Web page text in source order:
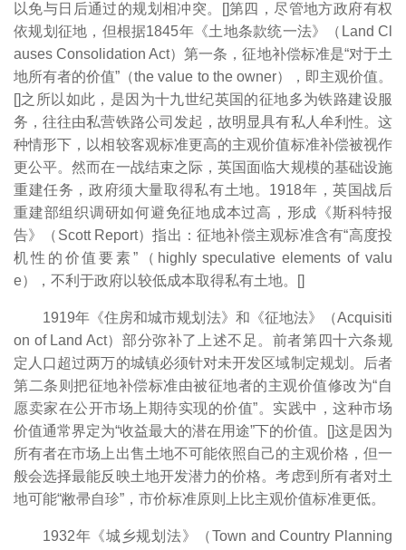
以免与日后通过的规划相冲突。[]第四，尽管地方政府有权
依规划征地，但根据1845年《土地条款统一法》（Land Cl
auses Consolidation Act）第一条，征地补偿标准是“对于土
地所有者的价值”（the value to the owner），即主观价值。
[]之所以如此，是因为十九世纪英国的征地多为铁路建设服
务，往往由私营铁路公司发起，故明显具有私人牟利性。这
种情形下，以相较客观标准更高的主观价值标准补偿被视作
更公平。然而在一战结束之际，英国面临大规模的基础设施
重建任务，政府须大量取得私有土地。1918年，英国战后
重建部组织调研如何避免征地成本过高，形成《斯科特报
告》（Scott Report）指出：征地补偿主观标准含有“高度投
机性的价值要素”（highly speculative elements of valu
e），不利于政府以较低成本取得私有土地。[]
1919年《住房和城市规划法》和《征地法》（Acquisiti
on of Land Act）部分弥补了上述不足。前者第四十六条规
定人口超过两万的城镇必须针对未开发区域制定规划。后者
第二条则把征地补偿标准由被征地者的主观价值修改为“自
愿卖家在公开市场上期待实现的价值”。实践中，这种市场
价值通常界定为“收益最大的潜在用途”下的价值。[]这是因为
所有者在市场上出售土地不可能依照自己的主观价格，但一
般会选择最能反映土地开发潜力的价格。考虑到所有者对土
地可能“敝帚自珍”，市价标准原则上比主观价值标准更低。
1932年《城乡规划法》（Town and Country Planning